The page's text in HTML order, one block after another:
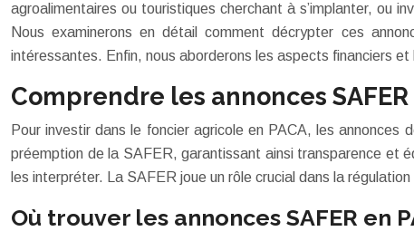
agroalimentaires ou touristiques cherchant à s’implanter, ou
Nous examinerons en détail comment décrypter ces
intéressantes. Enfin, nous aborderons les aspects financiers et
Comprendre les annonces
Pour investir dans le foncier agricole en PACA, les
préemption de la SAFER, garantissant ainsi transparence et
les interpréter. La SAFER joue un rôle crucial dans la
Où trouver les annonces SAFER en